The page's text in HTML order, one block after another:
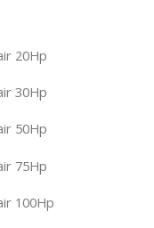
20Hp
30Hp
50Hp
75Hp
100Hp